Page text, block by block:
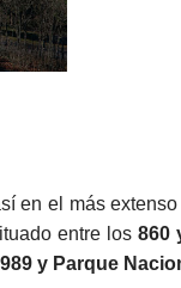
en el más
entre los 860
y Parque